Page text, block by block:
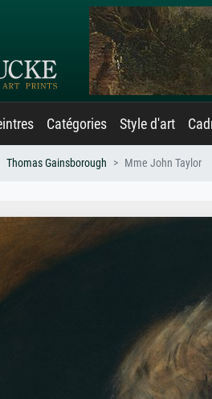
Catégories Style d'art
Thomas Gainsborough Mme John Taylor